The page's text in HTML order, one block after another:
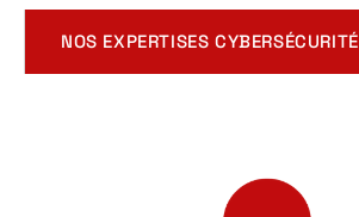
NOS EXPERTISES CYBERSÉCURITÉ